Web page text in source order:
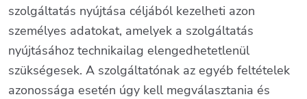
szolgáltatás nyújtása céljából kezelheti azon
személyes adatokat, amelyek a szolgáltatás
nyújtásához technikailag elengedhetetlenül
szükségesek. A szolgáltatónak az egyéb feltételek
azonossága esetén úgy kell megválasztania és